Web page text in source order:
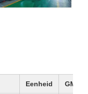
Eenheid GMV